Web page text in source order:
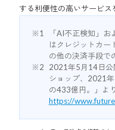
する利便性の高いサービス
「AI不正検知」
はクレジットカー
の他の決済手段で
2021年5月14日公
ショップ、2021
の433億円。」より
https://